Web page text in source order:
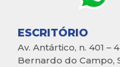
ESCRITÓRIO
Av. Antártico, n. 401 –
Bernardo do Campo,